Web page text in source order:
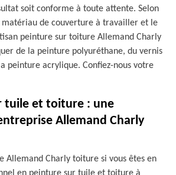
soit conforme à toute attente. Selon
matériau de couverture à travailler et le
peinture sur toiture Allemand Charly
de la peinture polyuréthane, du vernis
peinture acrylique. Confiez-nous votre
tuile et toiture : une
Allemand Charly
Allemand Charly toiture si vous êtes en